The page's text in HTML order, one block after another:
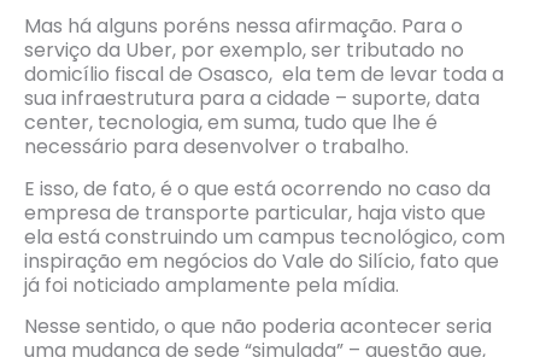
Mas há alguns poréns nessa afirmação. Para o
serviço da Uber, por exemplo, ser tributado no
domicílio fiscal de Osasco, ela tem de levar toda a
sua infraestrutura para a cidade – suporte, data
center, tecnologia, em suma, tudo que lhe é
necessário para desenvolver o trabalho.
E isso, de fato, é o que está ocorrendo no caso da
empresa de transporte particular, haja visto que
ela está construindo um campus tecnológico, com
inspiração em negócios do Vale do Silício, fato que
já foi noticiado amplamente pela mídia.
Nesse sentido, o que não poderia acontecer seria
uma mudança de sede “simulada” – questão que,